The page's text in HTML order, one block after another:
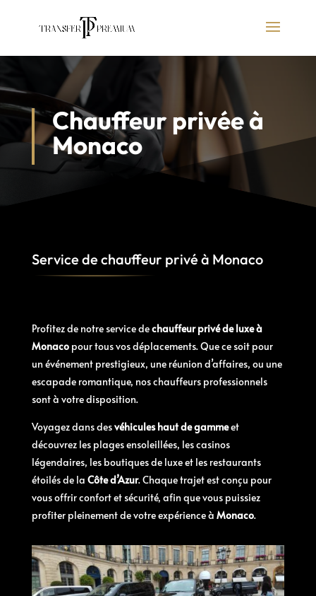
Chauffeur privée à
Monaco
Service de chauffeur privé à Monaco
Profitez de notre service dechauffeur privé de luxe à
Monacopour tous vos déplacements. Que ce soit pour
un événement prestigieux, une réunion d’affaires, ou une
escapade romantique, nos chauffeurs professionnels
sont à votre disposition.
Voyagez dans desvéhicules haut de gammeet
découvrez les plages ensoleillées, les casinos
légendaires, les boutiques de luxe et les restaurants
étoilés de la Côte d’Azur. Chaque trajet est conçu pour
vous offrir confort et sécurité, afin que vous puissiez
profiter pleinement de votre expérience à Monaco.